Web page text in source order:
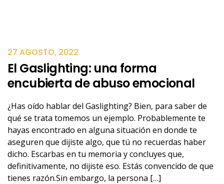
27 AGOSTO, 2022
El Gaslighting: una forma
encubierta de abuso emocional
¿Has oído hablar del Gaslighting? Bien, para saber de
qué se trata tomemos un ejemplo. Probablemente te
hayas encontrado en alguna situación en donde te
aseguren que dijiste algo, que tú no recuerdas haber
dicho. Escarbas en tu memoria y concluyes que,
definitivamente, no dijiste eso. Estás convencido de que
tienes razón.Sin embargo, la persona […]